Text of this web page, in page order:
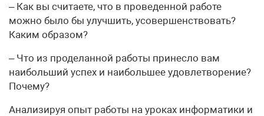
– Как вы считаете, что в проведенной работе
можно было бы улучшить, усовершенствовать?
Каким образом?
– Что из проделанной работы принесло вам
наибольший успех и наибольшее удовлетворение?
Почему?
Анализируя опыт работы на уроках информатики и